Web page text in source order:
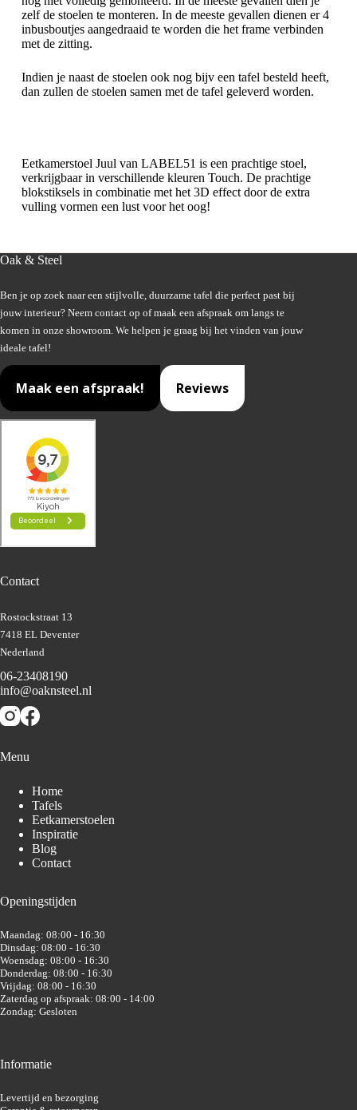
zelf de stoelen te monteren. In de meeste gevallen dienen er 4
inbusboutjes aangedraaid te worden die het frame verbinden
met de zitting.
Indien je naast de stoelen ook nog bijv een tafel besteld heeft,
dan zullen de stoelen samen met de tafel geleverd worden.
Eetkamerstoel Juul van LABEL51 is een prachtige stoel,
verkrijgbaar in verschillende kleuren Touch. De prachtige
blokstiksels in combinatie met het 3D effect door de extra
vulling vormen een lust voor het oog!
Oak & Steel
Ben je op zoek naar een stijlvolle, duurzame tafel die perfect past bij
jouw interieur? Neem contact op of maak een afspraak om langs te
komen in onze showroom. We helpen je graag bij het vinden van jouw
ideale tafel!
Maak een afspraak! Reviews
Contact
Rostockstraat 13
7418 EL Deventer
Nederland
06-23408190
info@oaknsteel.nl
Menu
Home
Tafels
Eetkamerstoelen
Inspiratie
Blog
Contact
Openingstijden
Maandag: 08:00 - 16:30
Dinsdag: 08:00 - 16:30
Woensdag: 08:00 - 16:30
Donderdag: 08:00 - 16:30
Vrijdag: 08:00 - 16:30
Zaterdag op afspraak: 08:00 - 14:00
Zondag: Gesloten
Informatie
Levertijd en bezorging